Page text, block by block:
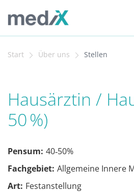
Start Über uns Stellen
Hausärztin /
50 %)
Pensum: 40‐50%
Fachgebiet: Allgemeine Innere
Art: Festanstellung